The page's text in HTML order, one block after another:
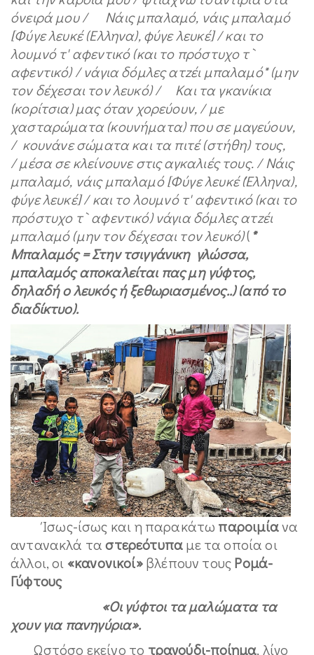
όνειρά μου / Νάις μπαλαμό, νάις μπαλαμό
[Φύγε λευκέ (Ελληνα), φύγε λευκέ] / και το
λουμνό τ' αφεντικό (και το πρόστυχο τ`
αφεντικό) / νάγια δόμλες ατzέι μπαλαμό* (μην
τον δέχεσαι τον λευκό) / Και τα γκανίκια
(κορίτσια) μας όταν χορεύουν, / με
χασταρώματα (κουνήματα) που σε μαγεύουν,
/ κουνάνε σώματα και τα πιτέ (στήθη) τους,
/ μέσα σε κλείνουνε στις αγκαλιές τους. / Νάις
μπαλαμό, νάις μπαλαμό [Φύγε λευκέ (Έλληνα),
φύγε λευκέ] / και το λουμνό τ' αφεντικό (και το
πρόστυχο τ` αφεντικό) νάγια δόμλες ατzέι
μπαλαμό (μην τον δέχεσαι τον λευκό)(*
Μπαλαμός = Στην τσιγγάνικη γλώσσα,
μπαλαμός αποκαλείται πας μη γύφτος,
δηλαδή ο λευκός ή ξεθωριασμένος..) (από το
διαδίκτυο).
Ίσως-ίσως και η παρακάτω παροιμίανα
αντανακλά ταστερεότυπαμε τα οποία οι
άλλοι, οι «κανονικοί»βλέπουν τουςΡομά-
Γύφτους
«Οι γύφτοι τα μαλώματα τα
χουν για πανηγύρια».
Ωστόσο εκείνο το τραγούδι-ποίημα, λίγο